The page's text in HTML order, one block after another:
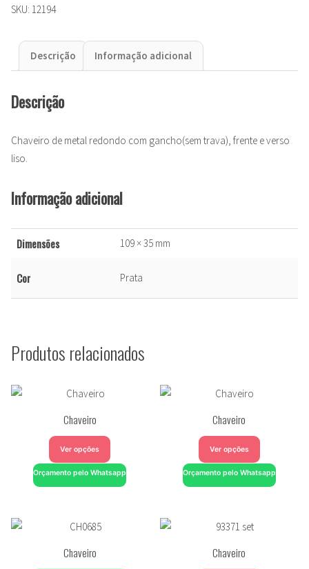
SKU: 12194
Descrição Informação adicional
Descrição
Chaveiro de metal redondo com gancho(sem trava), frente e verso
liso.
Informação adicional
Dimensões 109 × 35 mm
Cor Prata
Produtos relacionados
Chaveiro
Ver opções
Orçamento pelo Whatsapp
Chaveiro
Ver opções
Orçamento pelo Whatsapp
Chaveiro Chaveiro